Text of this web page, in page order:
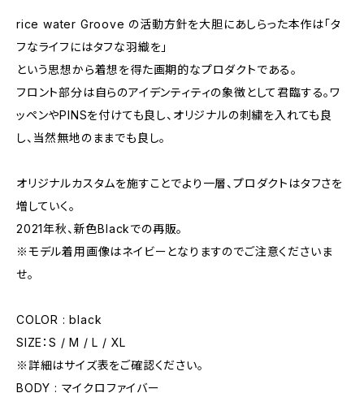
rice water Groove の活動方針を大胆にあしらった本作は「タ
フなライフにはタフな羽織を」
という思想から着想を得た画期的なプロダクトである。
フロント部分は自らのアイデンティティの象徴として君臨する。ワ
ッペンやPINSを付けても良し、オリジナルの刺繍を入れても良
し、当然無地のままでも良し。
オリジナルカスタムを施すことでより一層、プロダクトはタフさを
増していく。
2021年秋、新色Blackでの再販。
※モデル着用画像はネイビーとなりますのでご注意くださいま
せ。
COLOR : black
SIZE：S / M / L / XL
※詳細はサイズ表をご確認ください。
BODY : マイクロファイバー